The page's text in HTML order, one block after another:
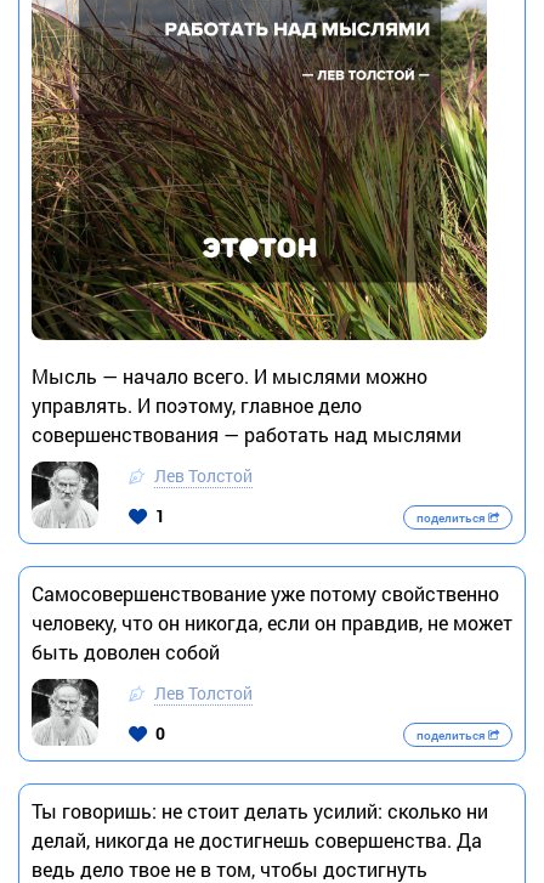
Мысль — начало всего. И мыслями можно
управлять. И поэтому, главное дело
совершенствования — работать над мыслями
Лев Толстой
1
поделиться
Самосовершенствование уже потому свойственно
человеку, что он никогда, если он правдив, не может
быть доволен собой
Лев Толстой
0
поделиться
Ты говоришь: не стоит делать усилий: сколько ни
делай, никогда не достигнешь совершенства. Да
ведь дело твое не в том, чтобы достигнуть